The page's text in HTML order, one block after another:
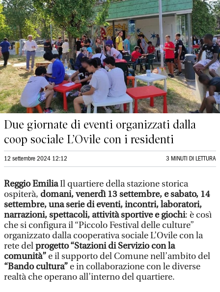
Due giornate di eventi organizzati dalla
coop sociale L’Ovile con i residenti
12 settembre 2024 12:12 3 MINUTI DI LETTURA
Reggio EmiliaIl quartiere della stazione storica
ospiterà, domani, venerdì 13 settembre, e sabato, 14
settembre, una serie di eventi, incontri, laboratori,
narrazioni, spettacoli, attività sportive e giochi: è così
che si configura il “Piccolo Festival delle culture”
organizzato dalla cooperativa sociale L’Ovile con la
rete delprogetto “Stazioni di Servizio con la
comunità” e il supporto del Comune nell’ambito del
“Bando cultura” e in collaborazione con le diverse
realtà che operano all’interno del quartiere.